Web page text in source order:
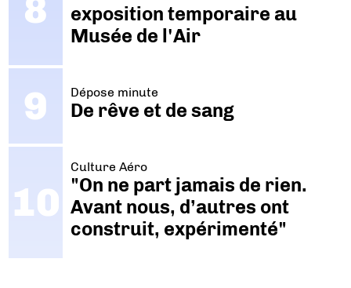
exposition temporaire au
Musée de l'Air
Dépose minute
De rêve et de sang
Culture Aéro
"On ne part jamais de rien.
Avant nous, d’autres ont
construit, expérimenté"